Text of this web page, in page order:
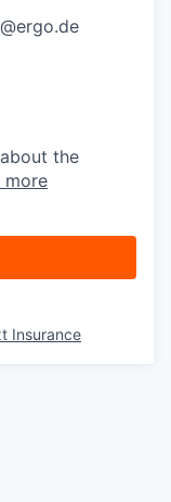
the
more
Insurance